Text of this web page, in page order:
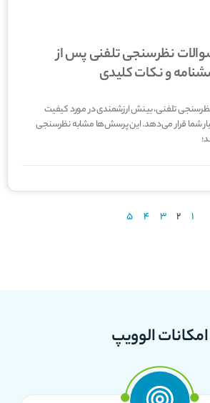
نظرسنجی تلفنی پس از
و نکات کلیدی
نظرسنجی تلفنی، بینش ارزشمندی در مورد کیفیت
شما قرار می‌­دهد. این پرسش‌­ها مشابه نظرسنجی­‌
1
2
3
4
5
امکانات الوویپ